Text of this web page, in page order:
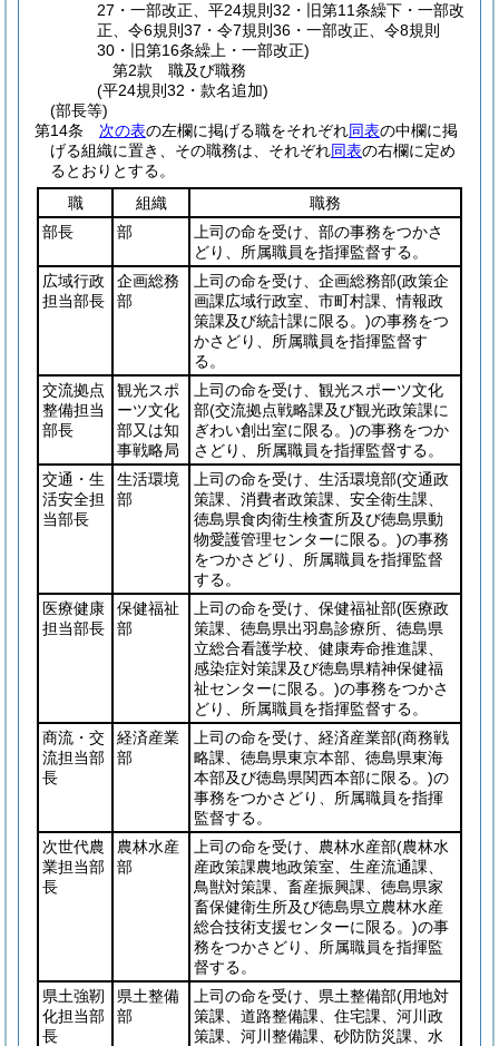
27・一部改正、平24規則32・旧第11条繰下・一部改
正、令6規則37・令7規則36・一部改正、令8規則
30・旧第16条繰上・一部改正)
第2款
職及び職務
(平24規則32・款名追加)
(部長等)
第14条
次の表の左欄に掲げる職をそれぞれ同表の中欄に掲
げる組織に置き、その職務は、それぞれ同表の右欄に定め
るとおりとする。
職
組織
職務
部長
部
上司の命を受け、部の事務をつかさ
どり、所属職員を指揮監督する。
広域行政
担当部長
企画総務
部
上司の命を受け、企画総務部(政策企
画課広域行政室、市町村課、情報政
策課及び統計課に限る。)の事務をつ
かさどり、所属職員を指揮監督す
る。
交流拠点
整備担当
部長
観光スポ
ーツ文化
部又は知
事戦略局
上司の命を受け、観光スポーツ文化
部(交流拠点戦略課及び観光政策課に
ぎわい創出室に限る。)の事務をつか
さどり、所属職員を指揮監督する。
交通・生
活安全担
当部長
生活環境
部
上司の命を受け、生活環境部(交通政
策課、消費者政策課、安全衛生課、
徳島県食肉衛生検査所及び徳島県動
物愛護管理センターに限る。)の事務
をつかさどり、所属職員を指揮監督
する。
医療健康
担当部長
保健福祉
部
上司の命を受け、保健福祉部(医療政
策課、徳島県出羽島診療所、徳島県
立総合看護学校、健康寿命推進課、
感染症対策課及び徳島県精神保健福
祉センターに限る。)の事務をつかさ
どり、所属職員を指揮監督する。
商流・交
流担当部
長
経済産業
部
上司の命を受け、経済産業部(商務戦
略課、徳島県東京本部、徳島県東海
本部及び徳島県関西本部に限る。)の
事務をつかさどり、所属職員を指揮
監督する。
次世代農
業担当部
長
農林水産
部
上司の命を受け、農林水産部(農林水
産政策課農地政策室、生産流通課、
鳥獣対策課、畜産振興課、徳島県家
畜保健衛生所及び徳島県立農林水産
総合技術支援センターに限る。)の事
務をつかさどり、所属職員を指揮監
督する。
県土強靭
化担当部
長
県土整備
部
上司の命を受け、県土整備部(用地対
策課、道路整備課、住宅課、河川政
策課、河川整備課、砂防防災課、水